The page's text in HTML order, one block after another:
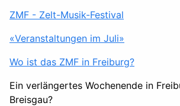
ZMF - Zelt-Musik-Festival
«Veranstaltungen im Juli»
Wo ist das ZMF in Freiburg?
Ein verlängertes Wochenende in
Breisgau?